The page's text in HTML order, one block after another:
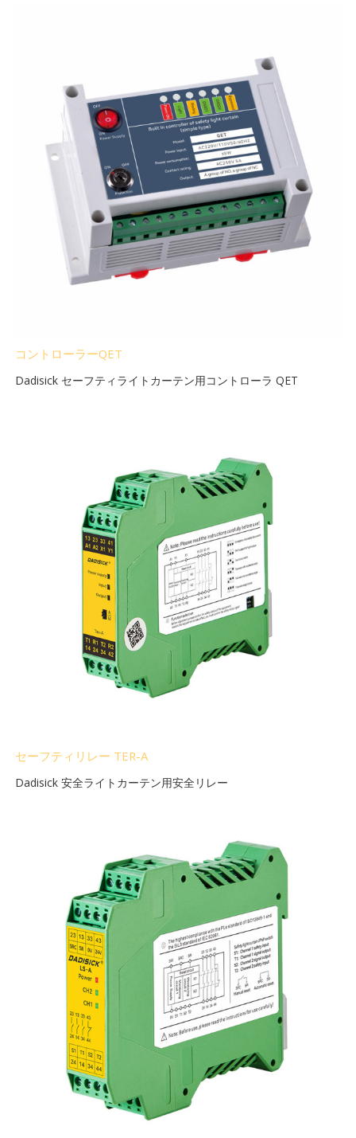
コントローラーQET
Dadisick セーフティライトカーテン用コントローラ QET
セーフティリレー TER-A
Dadisick 安全ライトカーテン用安全リレー